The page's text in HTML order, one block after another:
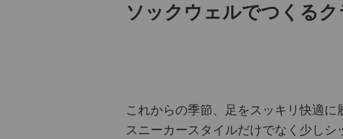
ソックウェルでつくるク
これからの季節、足をスッキリ快適
スニーカースタイルだけでなく少し